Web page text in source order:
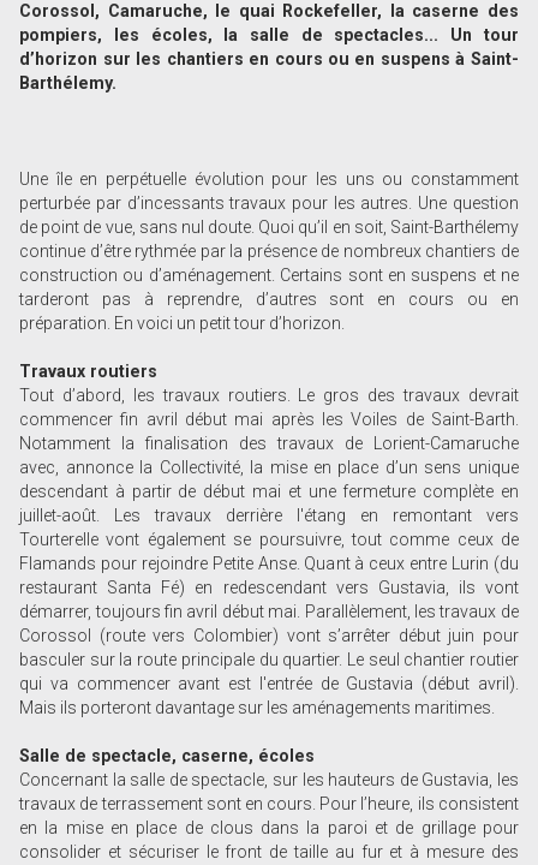
Corossol, Camaruche, le quai Rockefeller, la caserne des
pompiers, les écoles, la salle de spectacles... Un tour
d’horizon sur les chantiers en cours ou en suspens à Saint-
Barthélemy.
Une île en perpétuelle évolution pour les uns ou constamment
perturbée par d’incessants travaux pour les autres. Une question
de point de vue, sans nul doute. Quoi qu’il en soit, Saint-Barthélemy
continue d’être rythmée par la présence de nombreux chantiers de
construction ou d’aménagement. Certains sont en suspens et ne
tarderont pas à reprendre, d’autres sont en cours ou en
préparation. En voici un petit tour d’horizon.
Travaux routiers
Tout d’abord, les travaux routiers. Le gros des travaux devrait
commencer fin avril début mai après les Voiles de Saint-Barth.
Notamment la finalisation des travaux de Lorient-Camaruche
avec, annonce la Collectivité, la mise en place d’un sens unique
descendant à partir de début mai et une fermeture complète en
juillet-août. Les travaux derrière l'étang en remontant vers
Tourterelle vont également se poursuivre, tout comme ceux de
Flamands pour rejoindre Petite Anse. Quant à ceux entre Lurin (du
restaurant Santa Fé) en redescendant vers Gustavia, ils vont
démarrer, toujours fin avril début mai. Parallèlement, les travaux de
Corossol (route vers Colombier) vont s’arrêter début juin pour
basculer sur la route principale du quartier. Le seul chantier routier
qui va commencer avant est l'entrée de Gustavia (début avril).
Mais ils porteront davantage sur les aménagements maritimes.
Salle de spectacle, caserne, écoles
Concernant la salle de spectacle, sur les hauteurs de Gustavia, les
travaux de terrassement sont en cours. Pour l’heure, ils consistent
en la mise en place de clous dans la paroi et de grillage pour
consolider et sécuriser le front de taille au fur et à mesure des